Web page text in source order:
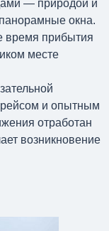
— природой и
окна.
время прибытия
месте
и опытным
отработан
возникновение